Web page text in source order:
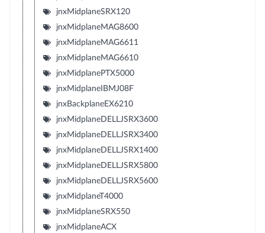
jnxMidplaneSRX120
jnxMidplaneMAG8600
jnxMidplaneMAG6611
jnxMidplaneMAG6610
jnxMidplanePTX5000
jnxMidplaneIBMJ08F
jnxBackplaneEX6210
jnxMidplaneDELLJSRX3600
jnxMidplaneDELLJSRX3400
jnxMidplaneDELLJSRX1400
jnxMidplaneDELLJSRX5800
jnxMidplaneDELLJSRX5600
jnxMidplaneT4000
jnxMidplaneSRX550
jnxMidplaneACX